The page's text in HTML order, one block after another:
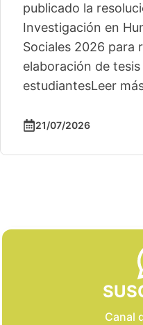
publicado la
Investigación en
Sociales 2026 para
elaboración de
estudiantesLeer
21/07/2026
Canal